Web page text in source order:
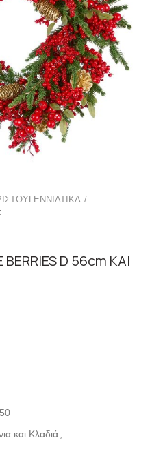
D 56cm ΚΑΙ
και Κλαδιά